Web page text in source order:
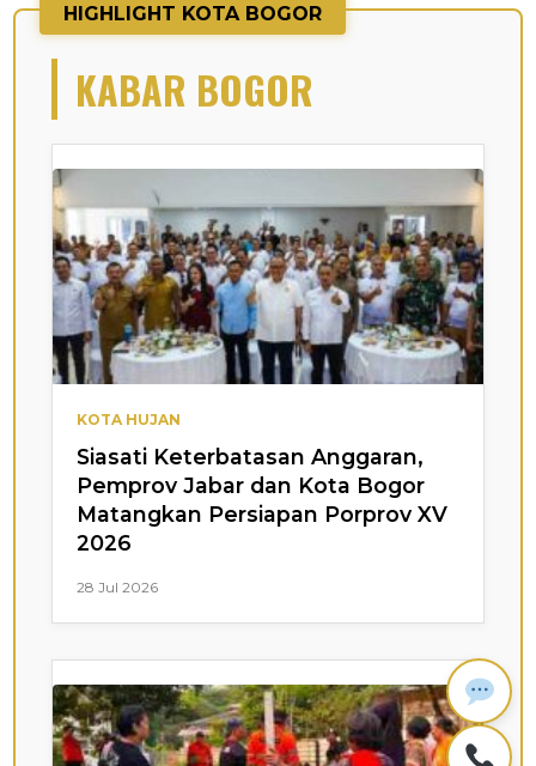
HIGHLIGHT KOTA BOGOR
KABAR BOGOR
KOTA HUJAN
Siasati Keterbatasan Anggaran,
Pemprov Jabar dan Kota Bogor
Matangkan Persiapan Porprov XV
2026
28 Jul 2026